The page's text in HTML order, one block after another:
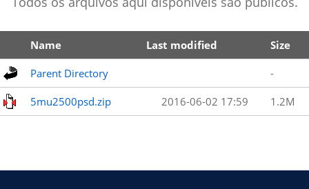
Name Last modified Size
Parent Directory -
5mu2500psd.zip 2016-06-02 17:59 1.2M